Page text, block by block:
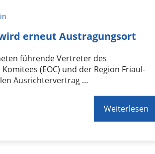
erneut Austragungsort
führende Vertreter des
(EOC) und der Region Friaul-
Ausrichtervertrag …
Weiterlesen